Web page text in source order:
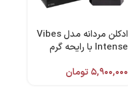
ادکلن مردانه مدل Vibes
Intense با رایحه گرم
وارل
۵,۹۰۰,۰۰۰ تومان